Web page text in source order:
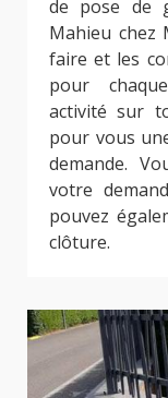
de pose de
Mahieu chez
faire et les
pour
activité sur
pour vous
demande.
votre
pouvez
clôture.